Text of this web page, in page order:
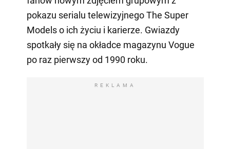
pokazu serialu telewizyjnego The Super
Models o ich życiu i karierze. Gwiazdy
spotkały się na okładce magazynu Vogue
po raz pierwszy od 1990 roku.
REKLAMA